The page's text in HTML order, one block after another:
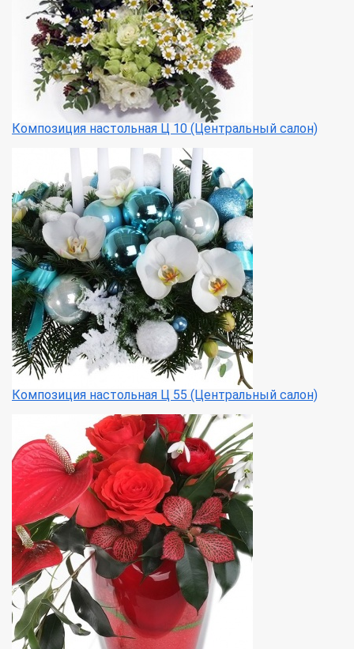
Композиция настольная Ц 10 (Центральный салон)
Композиция настольная Ц 55 (Центральный салон)